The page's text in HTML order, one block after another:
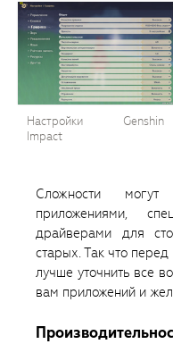
Настройки Genshin
Impact
Сложности
приложениями,
драйверами для
старых. Так что
лучше уточнить все
вам приложений и